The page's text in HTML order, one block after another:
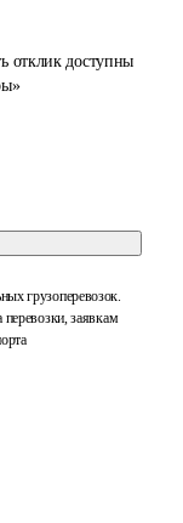
отклик доступны
грузоперевозок.
перевозки, заявкам